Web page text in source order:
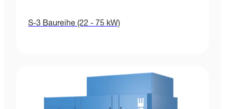
S-3 Baureihe (22 - 75 kW)